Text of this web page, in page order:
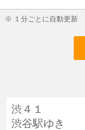
※ １分ごとに自動更新
渋４１
渋谷駅ゆき